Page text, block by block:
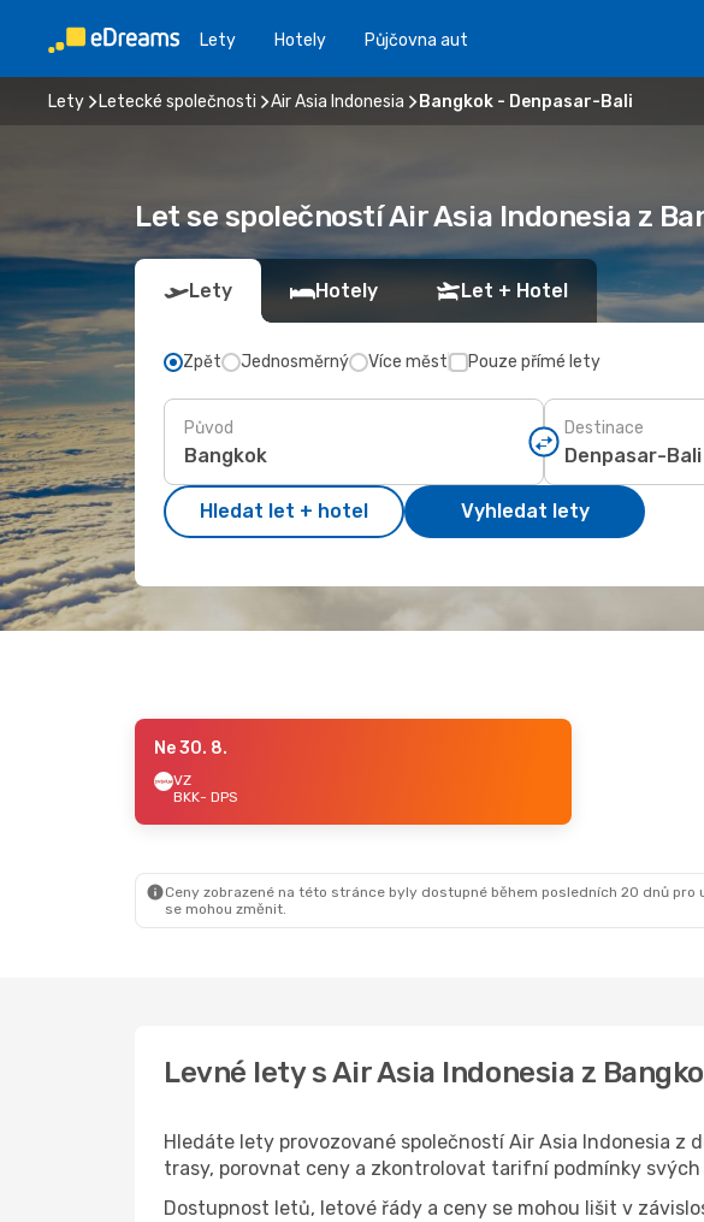
Lety Hotely Půjčovna aut
Lety Letecké společnosti Air Asia Indonesia Bangkok - Denpasar-Bali
Let se společností Air Asia Indonesia z
Lety Hotely Let + Hotel
Zpět Jednosměrný Více měst Pouze přímé lety
Původ Destinace
Hledat let + hotel Vyhledat lety
Ne 30. 8.
VZ
BKK- DPS
Ceny zobrazené na této stránce byly dostupné během posledních 20 dnů
se mohou změnit.
Levné lety s Air Asia Indonesia z
Hledáte lety provozované společností Air Asia Indonesia z
trasy, porovnat ceny a zkontrolovat tarifní podmínky svých
Dostupnost letů, letové řády a ceny se mohou lišit v